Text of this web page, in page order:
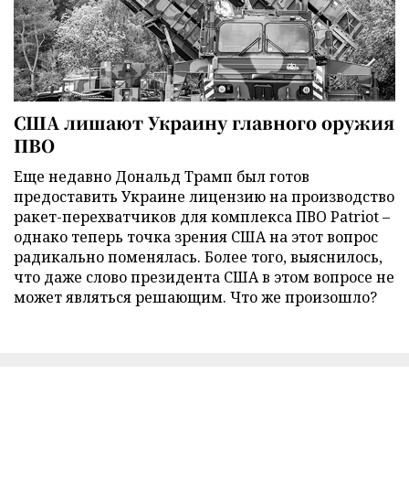
США лишают Украину главного оружия
ПВО
Еще недавно Дональд Трамп был готов
предоставить Украине лицензию на производство
ракет-перехватчиков для комплекса ПВО Patriot –
однако теперь точка зрения США на этот вопрос
радикально поменялась. Более того, выяснилось,
что даже слово президента США в этом вопросе не
может являться решающим. Что же произошло?